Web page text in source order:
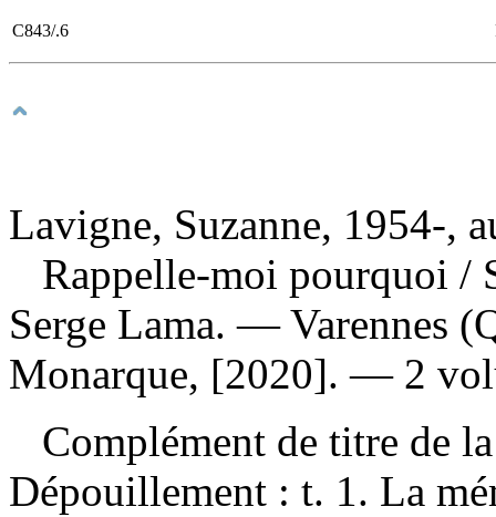
C843/.6
Lavigne, Suzanne, 1954-,
Rappelle-moi pourquoi /
Serge Lama. — Varennes
Monarque, [2020]. — 2
Complément de titre de
Dépouillement : t. 1. La